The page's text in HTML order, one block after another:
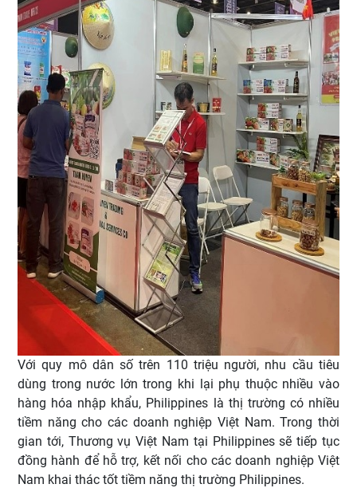
Với quy mô dân số trên 110 triệu người, nhu cầu tiêu
dùng trong nước lớn trong khi lại phụ thuộc nhiều vào
hàng hóa nhập khẩu, Philippines là thị trường có nhiều
tiềm năng cho các doanh nghiệp Việt Nam. Trong thời
gian tới, Thương vụ Việt Nam tại Philippines sẽ tiếp tục
đồng hành để hỗ trợ, kết nối cho các doanh nghiệp Việt
Nam khai thác tốt tiềm năng thị trường Philippines.